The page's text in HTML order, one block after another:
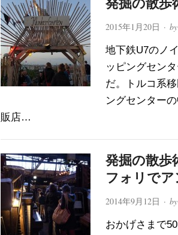
発掘の散歩
2015年1月20日 · by
地下鉄U7のノ
ッピングセン
だ。トルコ系
ングセンター
販店…
発掘の散歩
フォリで
2014年9月12日 · by
おかげさまで